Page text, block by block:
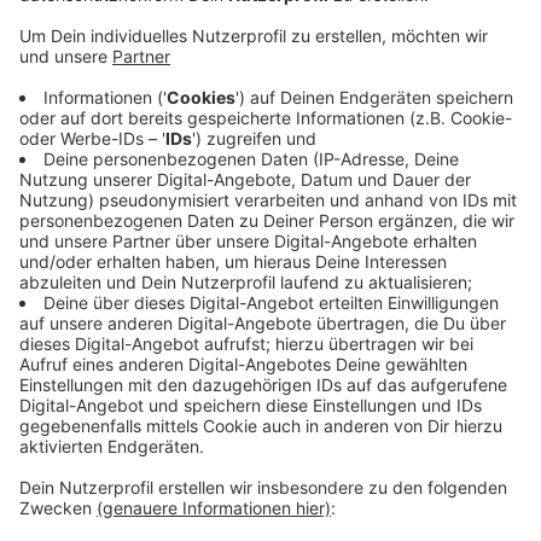
Wettbewerbsfähigkeit wird gestärkt
Anzeige
Die Absenkung der Stromsteuer sei ein wichtiger
Schritt, um die Wettbewerbsfähigkeit der Industrie in
Deutschland zu stärken. Sie werde dazu beitragen,
dass Unternehmen im IHK-Bezirk ihre Kosten senken
und ihre Investitionen am Standort Deutschland
fortsetzen können, so Hauptgeschäftsführer Fritz
Jaeckel.
Anzeige